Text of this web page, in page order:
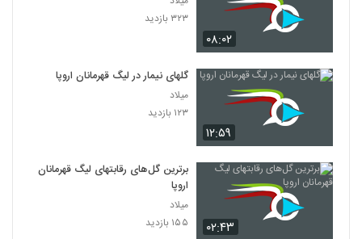
۰۸:۰۲
۳۲۳ بازدید
۱۲:۵۹
گلهای نیمار در لیگ قهرمانان اروپا
میلاد
۱۲۳ بازدید
۰۲:۴۳
برترین گل‌های رقابتهای لیگ قهرمانان
اروپا
میلاد
۱۵۵ بازدید